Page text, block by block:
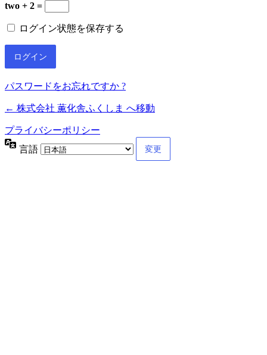
two + 2 =
ログイン状態を保存する
パスワードをお忘れですか ?
← 株式会社 薫化舎ふくしま へ移動
プライバシーポリシー
言語